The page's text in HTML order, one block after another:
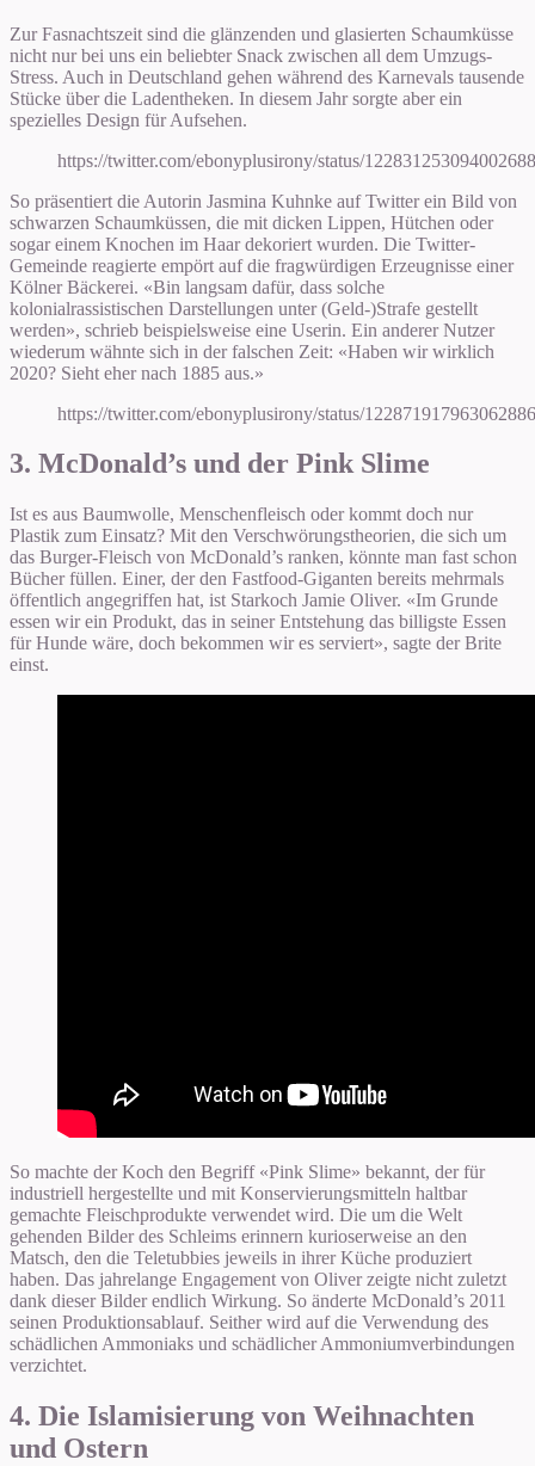
Zur Fasnachtszeit sind die glänzenden und glasierten Schaumküsse
nicht nur bei uns ein beliebter Snack zwischen all dem Umzugs-
Stress. Auch in Deutschland gehen während des Karnevals tausende
Stücke über die Ladentheken. In diesem Jahr sorgte aber ein
spezielles Design für Aufsehen.
https://twitter.com/ebonyplusirony/status/
So präsentiert die Autorin Jasmina Kuhnke auf Twitter ein Bild von
schwarzen Schaumküssen, die mit dicken Lippen, Hütchen oder
sogar einem Knochen im Haar dekoriert wurden. Die Twitter-
Gemeinde reagierte empört auf die fragwürdigen Erzeugnisse einer
Kölner Bäckerei. «Bin langsam dafür, dass solche
kolonialrassistischen Darstellungen unter (Geld-)Strafe gestellt
werden», schrieb beispielsweise eine Userin. Ein anderer Nutzer
wiederum wähnte sich in der falschen Zeit: «Haben wir wirklich
2020? Sieht eher nach 1885 aus.»
https://twitter.com/ebonyplusirony/status/
3. McDonald’s und der Pink Slime
Ist es aus Baumwolle, Menschenfleisch oder kommt doch nur
Plastik zum Einsatz? Mit den Verschwörungstheorien, die sich um
das Burger-Fleisch von McDonald’s ranken, könnte man fast schon
Bücher füllen. Einer, der den Fastfood-Giganten bereits mehrmals
öffentlich angegriffen hat, ist Starkoch Jamie Oliver. «Im Grunde
essen wir ein Produkt, das in seiner Entstehung das billigste Essen
für Hunde wäre, doch bekommen wir es serviert», sagte der Brite
einst.
So machte der Koch den Begriff «Pink Slime» bekannt, der für
industriell hergestellte und mit Konservierungsmitteln haltbar
gemachte Fleischprodukte verwendet wird. Die um die Welt
gehenden Bilder des Schleims erinnern kurioserweise an den
Matsch, den die Teletubbies jeweils in ihrer Küche produziert
haben. Das jahrelange Engagement von Oliver zeigte nicht zuletzt
dank dieser Bilder endlich Wirkung. So änderte McDonald’s 2011
seinen Produktionsablauf. Seither wird auf die Verwendung des
schädlichen Ammoniaks und schädlicher Ammoniumverbindungen
verzichtet.
4. Die Islamisierung von Weihnachten
und Ostern